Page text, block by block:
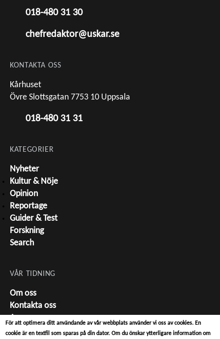
018-480 31 30
chefredaktor@uskar.se
KONTAKTA OSS
Kårhuset
Övre Slottsgatan 7753 10 Uppsala
018-480 31 31
KATEGORIER
Nyheter
Kultur & Nöje
Opinion
Reportage
Guider & Test
Forskning
Search
VÅR TIDNING
Om oss
Kontakta oss
Annonsera
Tipsa oss
För att optimera ditt användande av vår webbplats använder vi oss av cookies. En
cookie är en textfil som sparas på din dator. Om du önskar ytterligare information om